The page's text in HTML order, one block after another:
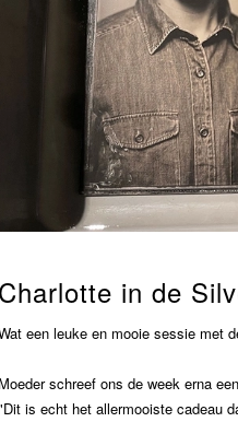
Charlotte in de
een leuke en mooie sessie met
Moeder schreef ons de week erna
is echt het allermooiste cadeau